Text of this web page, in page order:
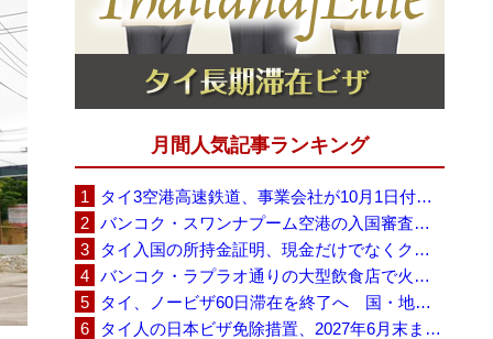
月間人気記事ランキング
タイ3空港高速鉄道、事業会社が10月1日付の契約終了を通知 「現時点での撤退決定ではない」
バンコク・スワンナプーム空港の入国審査に長蛇の列、SNSで「3～4時間待ち」との投稿が拡散
タイ入国の所持金証明、現金だけでなくクレジットカードや銀行明細も提示可能
バンコク・ラプラオ通りの大型飲食店で火災、27人死亡・多数負傷
タイ、ノービザ60日滞在を終了へ 国・地域別に30日・15日へ再編
タイ人の日本ビザ免除措置、2027年6月末まで延長 不安広がる中でひとまず安堵